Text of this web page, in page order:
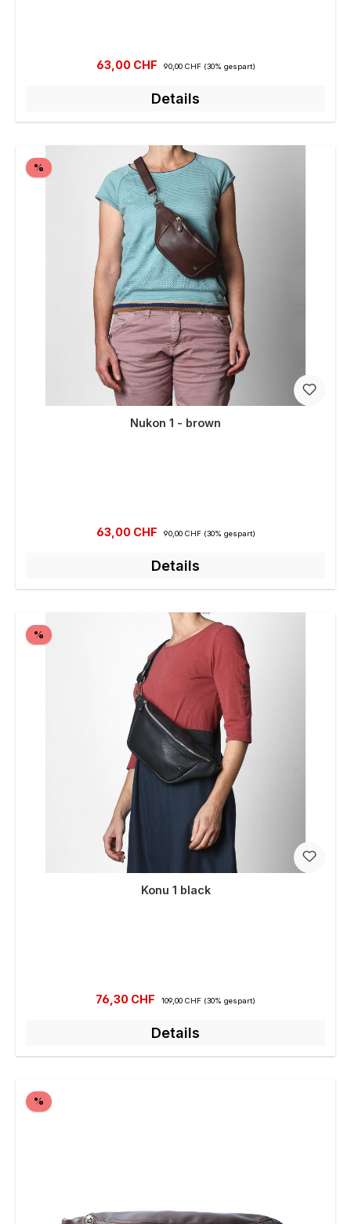
Verkaufspreis:
63,00 CHF Regulärer Preis:
90,00 CHF (30% gespart)
Details
%Rabatt
Nukon 1 - brown
Verkaufspreis:
63,00 CHF 90,00 CHF (30% gespart)
Details
%Rabatt
Konu 1 black
Verkaufspreis:
76,30 CHF 109,00 CHF (30% gespart)
Details
%Rabatt